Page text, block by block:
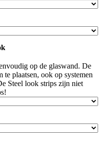
op de glaswand. De
te plaatsen, ook op systemen
Steel look strips zijn niet